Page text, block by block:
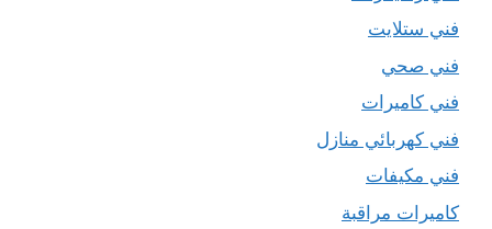
فني ستلايت
فني صحي
فني كاميرات
فني كهربائي منازل
فني مكيفات
كاميرات مراقبة